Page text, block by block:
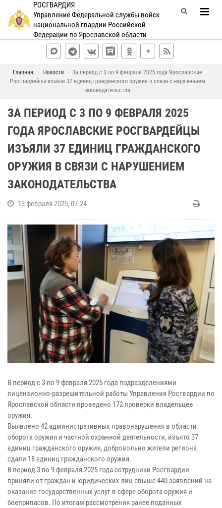
РОСГВАРДИЯ
Управление Федеральной службы войск
национальной гвардии Российской
Федерации по Ярославской области
Главная Новости
За период с 3 по 9 февраля 2025 года Ярославские
Росгвардейцы изъяли 37 единиц гражданского оружия в связи с нарушением
законодательства
ЗА ПЕРИОД С 3 ПО 9 ФЕВРАЛЯ 2025
ГОДА ЯРОСЛАВСКИЕ РОСГВАРДЕЙЦЫ
ИЗЪЯЛИ 37 ЕДИНИЦ ГРАЖДАНСКОГО
ОРУЖИЯ В СВЯЗИ С НАРУШЕНИЕМ
ЗАКОНОДАТЕЛЬСТВА
13 февраля 2025, 07:24
В период с 3 по 9 февраля 2025 года подразделениями
лицензионно-разрешительной работы Управления Росгвардии по
Ярославской области проведено 172 проверки владельцев
оружия.
Выявлено 42 административных правонарушения в области
оборота оружия и частной охранной деятельности, изъято 37
единиц гражданского оружия, добровольно жители региона
сдали 18 единиц гражданского оружия.
В период 3 по 9 февраля 2025 года сотрудники Росгвардии
приняли от граждан и юридических лиц свыше 440 заявлений на
оказание государственных услуг в сфере оборота оружия и
боеприпасов. По итогам рассмотрения ранее поданных